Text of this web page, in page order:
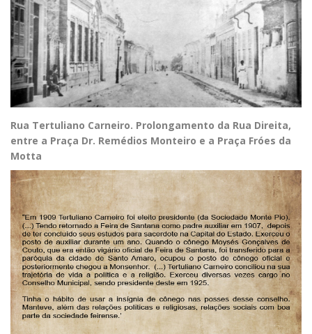
Rua Tertuliano Carneiro. Prolongamento da Rua Direita,
entre a Praça Dr. Remédios Monteiro e a Praça Fróes da
Motta